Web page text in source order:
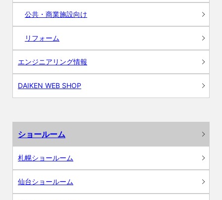
公共・商業施設向け
リフォーム
エンジニアリング情報
DAIKEN WEB SHOP
ショールーム
札幌ショールーム
仙台ショールーム